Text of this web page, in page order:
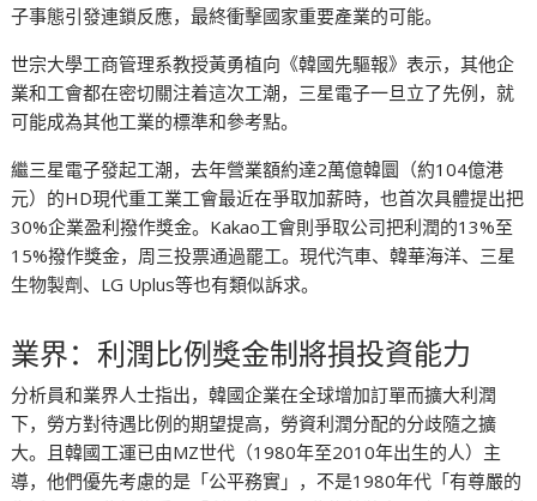
子事態引發連鎖反應，最終衝擊國家重要產業的可能。
世宗大學工商管理系教授黃勇植向《韓國先驅報》表示，其他企
業和工會都在密切關注着這次工潮，三星電子一旦立了先例，就
可能成為其他工業的標準和參考點。
繼三星電子發起工潮，去年營業額約達2萬億韓圜（約104億港
元）的HD現代重工業工會最近在爭取加薪時，也首次具體提出把
30%企業盈利撥作獎金。Kakao工會則爭取公司把利潤的13%至
15%撥作獎金，周三投票通過罷工。現代汽車、韓華海洋、三星
生物製劑、LG Uplus等也有類似訴求。
業界：利潤比例獎金制將損投資能力
分析員和業界人士指出，韓國企業在全球增加訂單而擴大利潤
下，勞方對待遇比例的期望提高，勞資利潤分配的分歧隨之擴
大。且韓國工運已由MZ世代（1980年至2010年出生的人）主
導，他們優先考慮的是「公平務實」，不是1980年代「有尊嚴的